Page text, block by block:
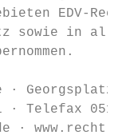
EDV-
sowie in allen
Georgsplatz 9
· Telefax 0511
· www.recht-